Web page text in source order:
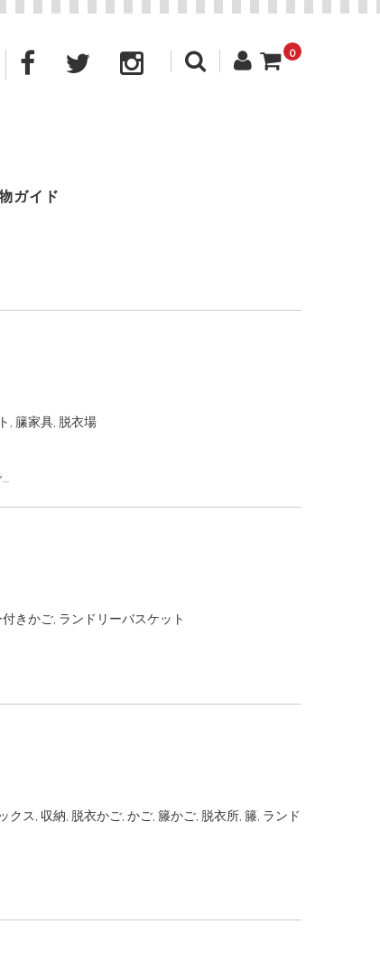
0
ガイド
, 籘家具, 脱衣場
きかご, ランドリーバスケット
クス, 収納, 脱衣かご, かご, 籐かご, 脱衣所, 籐, ランド